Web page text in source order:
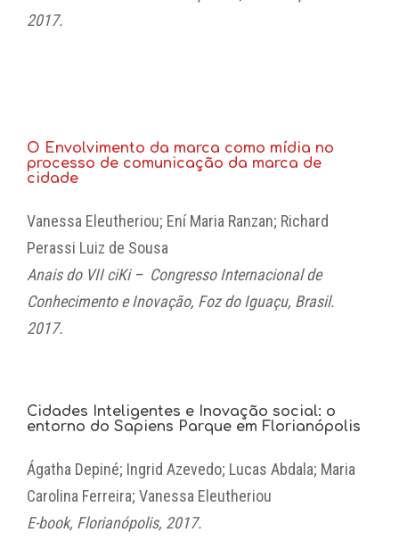
2017.
O Envolvimento da marca como mídia no
processo de comunicação da marca de
cidade
Vanessa Eleutheriou; Ení Maria Ranzan; Richard
Perassi Luiz de Sousa
Anais do VII ciKi – Congresso Internacional de
Conhecimento e Inovação, Foz do Iguaçu, Brasil.
2017.
Cidades Inteligentes e Inovação social: o
entorno do Sapiens Parque em Florianópolis
Ágatha Depiné; Ingrid Azevedo; Lucas Abdala; Maria
Carolina Ferreira; Vanessa Eleutheriou
E-book, Florianópolis, 2017.